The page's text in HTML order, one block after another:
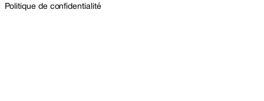
Politique de confidentialité